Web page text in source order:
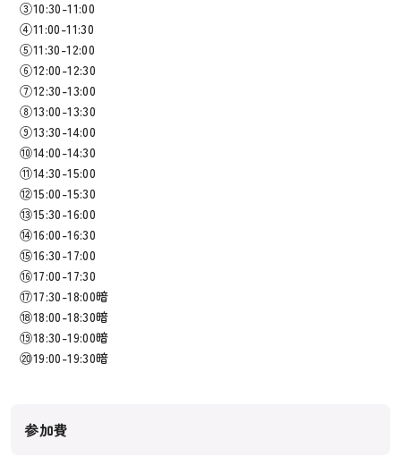
③10:30-11:00
④11:00-11:30
⑤11:30-12:00
⑥12:00-12:30
⑦12:30-13:00
⑧13:00-13:30
⑨13:30-14:00
⑩14:00-14:30
⑪14:30-15:00
⑫15:00-15:30
⑬15:30-16:00
⑭16:00-16:30
⑮16:30-17:00
⑯17:00-17:30
⑰17:30-18:00暗
⑱18:00-18:30暗
⑲18:30-19:00暗
⑳19:00-19:30暗
参加費